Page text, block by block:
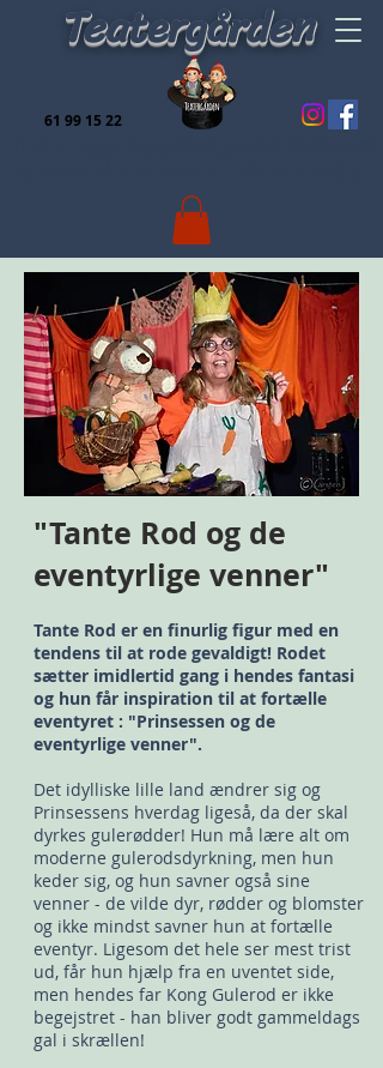
Teatergården
61 99 15 22
"Tante Rod og de
eventyrlige venner"
Tante Rod er en finurlig figur med en
tendens til at rode gevaldigt! Rodet
sætter imidlertid gang i hendes fantasi
og hun får inspiration til at fortælle
eventyret : "Prinsessen og de
eventyrlige venner".
Det idylliske lille land ændrer sig og
Prinsessens hverdag ligeså, da der skal
dyrkes gulerødder! Hun må lære alt om
moderne gulerodsdyrkning, men hun
keder sig, og hun savner også sine
venner - de vilde dyr, rødder og blomster
og ikke mindst savner hun at fortælle
eventyr. Ligesom det hele ser mest trist
ud, får hun hjælp fra en uventet side,
men hendes far Kong Gulerod er ikke
begejstret - han bliver godt gammeldags
gal i skrællen!